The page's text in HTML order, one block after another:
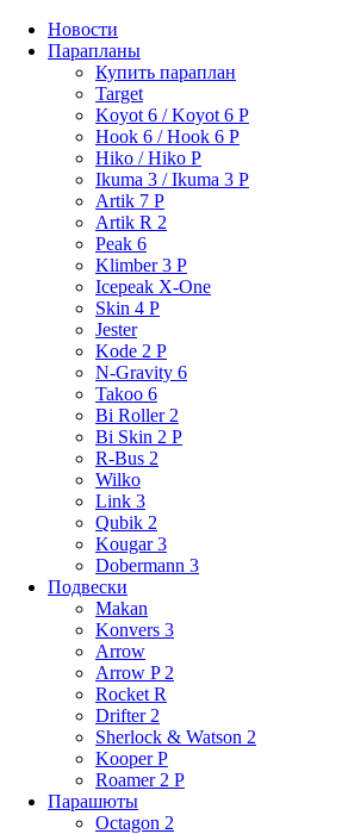
Новости
Парапланы
Купить параплан
Target
Koyot 6 / Koyot 6 P
Hook 6 / Hook 6 P
Hiko / Hiko P
Ikuma 3 / Ikuma 3 P
Artik 7 P
Artik R 2
Peak 6
Klimber 3 P
Icepeak X-One
Skin 4 P
Jester
Kode 2 P
N-Gravity 6
Takoo 6
Bi Roller 2
Bi Skin 2 P
R-Bus 2
Wilko
Link 3
Qubik 2
Kougar 3
Dobermann 3
Подвески
Makan
Konvers 3
Arrow
Arrow P 2
Rocket R
Drifter 2
Sherlock & Watson 2
Kooper P
Roamer 2 P
Парашюты
Octagon 2